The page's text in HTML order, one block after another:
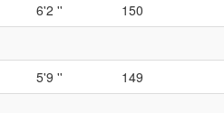
6'2 '' 150
5'9 '' 149